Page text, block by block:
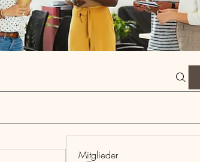
Mitglieder